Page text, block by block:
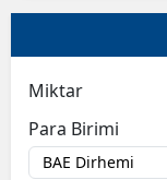
Miktar
Para Birimi